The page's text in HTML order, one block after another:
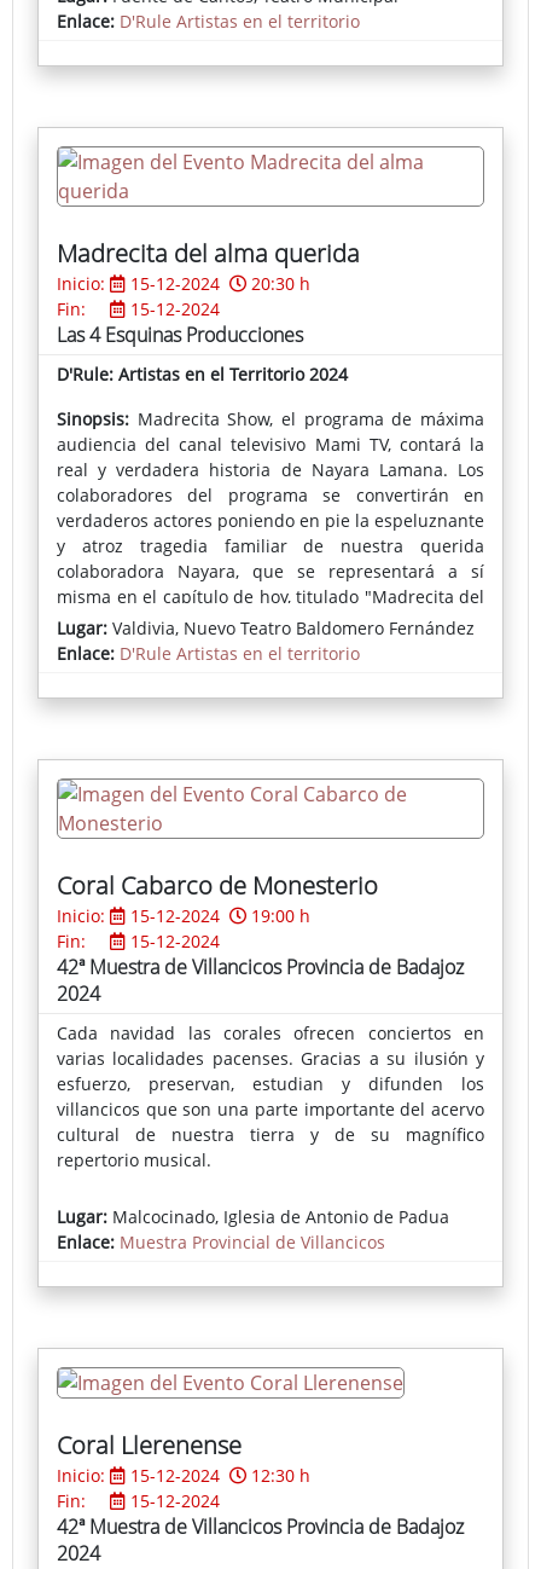
engordar, con los años ella se propuso comerse el
Enlace: D'Rule Artistas en el territorio
Madrecita del alma querida
Inicio: 15-12-2024
20:30 h
Fin:
15-12-2024
Las 4 Esquinas Producciones
D'Rule: Artistas en el Territorio 2024
Sinopsis: Madrecita Show, el programa de máxima
audiencia del canal televisivo Mami TV, contará la
real y verdadera historia de Nayara Lamana. Los
colaboradores del programa se convertirán en
verdaderos actores poniendo en pie la espeluznante
y atroz tragedia familiar de nuestra querida
colaboradora Nayara, que se representará a sí
misma en el capítulo de hoy, titulado "Madrecita del
alma querida".
Ficha completa del espectáculo
Lugar: Valdivia, Nuevo Teatro Baldomero Fernández
Enlace: D'Rule Artistas en el territorio
Coral Cabarco de Monesterio
Inicio: 15-12-2024
19:00 h
Fin:
15-12-2024
42ª Muestra de Villancicos Provincia de Badajoz
2024
Cada navidad las corales ofrecen conciertos en
varias localidades pacenses. Gracias a su ilusión y
esfuerzo, preservan, estudian y difunden los
villancicos que son una parte importante del acervo
cultural de nuestra tierra y de su magnífico
repertorio musical.
Lugar: Malcocinado, Iglesia de Antonio de Padua
Enlace: Muestra Provincial de Villancicos
Coral Llerenense
Inicio: 15-12-2024
12:30 h
Fin:
15-12-2024
42ª Muestra de Villancicos Provincia de Badajoz
2024